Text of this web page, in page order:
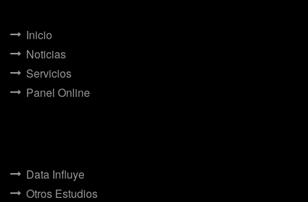
Inicio
Noticias
Servicios
Panel Online
Data Influye
Otros Estudios